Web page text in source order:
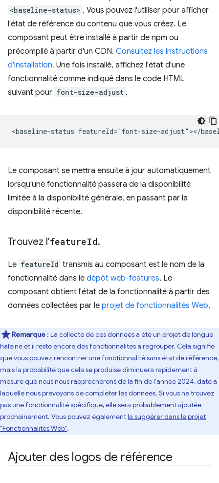
<baseline-status> . Vous pouvez l'utiliser pour afficher
l'état de référence du contenu que vous créez. Le
composant peut être installé à partir de npm ou
précompilé à partir d'un CDN. Consultez les instructions
d'installation. Une fois installé, affichez l'état d'une
fonctionnalité comme indiqué dans le code HTML
suivant pour font-size-adjust .
Le composant se mettra ensuite à jour automatiquement
lorsqu'une fonctionnalité passera de la disponibilité
limitée à la disponibilité générale, en passant par la
disponibilité récente.
Trouvez l'featureId.
Le featureId transmis au composant est le nom de la
fonctionnalité dans le dépôt web-features. Le
composant obtient l'état de la fonctionnalité à partir des
données collectées par le projet de fonctionnalités Web.
Remarque : La collecte de ces données a été un projet de longue
haleine et il reste encore des fonctionnalités à regrouper. Cela signifie
que vous pouvez rencontrer une fonctionnalité sans état de référence,
mais la probabilité que cela se produise diminuera rapidement à
mesure que nous nous rapprocherons de la fin de l'année 2024, date à
laquelle nous prévoyons de compléter les données. Si vous ne trouvez
pas une fonctionnalité spécifique, elle sera probablement ajoutée
prochainement. Vous pouvez égalementla suggérer dans le projet
"Fonctionnalités Web".
Ajouter des logos de référence